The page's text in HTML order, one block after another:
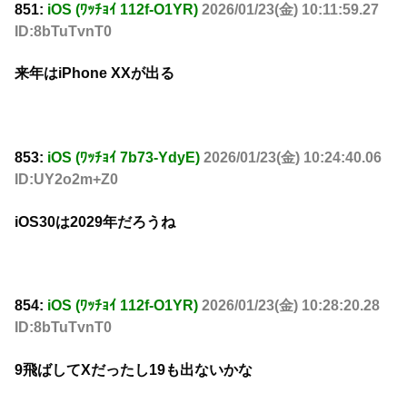
851: iOS (ﾜｯﾁｮｲ 112f-O1YR) 2026/01/23(金) 10:11:59.27
ID:8bTuTvnT0
来年はiPhone XXが出る
853: iOS (ﾜｯﾁｮｲ 7b73-YdyE) 2026/01/23(金) 10:24:40.06
ID:UY2o2m+Z0
iOS30は2029年だろうね
854: iOS (ﾜｯﾁｮｲ 112f-O1YR) 2026/01/23(金) 10:28:20.28
ID:8bTuTvnT0
9飛ばしてXだったし19も出ないかな